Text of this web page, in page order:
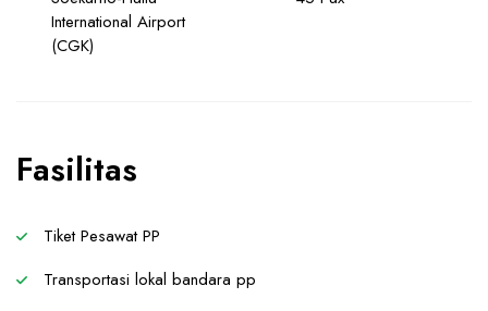
International Airport
(CGK)
Fasilitas
Tiket Pesawat PP
Transportasi lokal bandara pp